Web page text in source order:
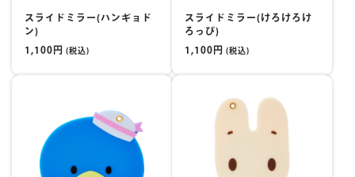
スライドミラー(ハンギョド
ン)
1,100円 (税込)
スライドミラー(けろけろけ
ろっぴ)
1,100円 (税込)